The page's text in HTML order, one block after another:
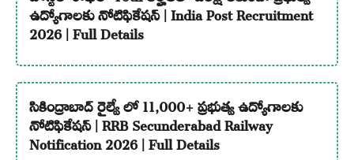
ఉద్యోగాలకు నోటిఫికేషన్ | India Post Recruitment
2026 | Full Details
సికింద్రాబాద్ రైల్వే లో 11,000+ ప్రభుత్వ ఉద్యోగాలకు
నోటిఫికేషన్ | RRB Secunderabad Railway
Notification 2026 | Full Details